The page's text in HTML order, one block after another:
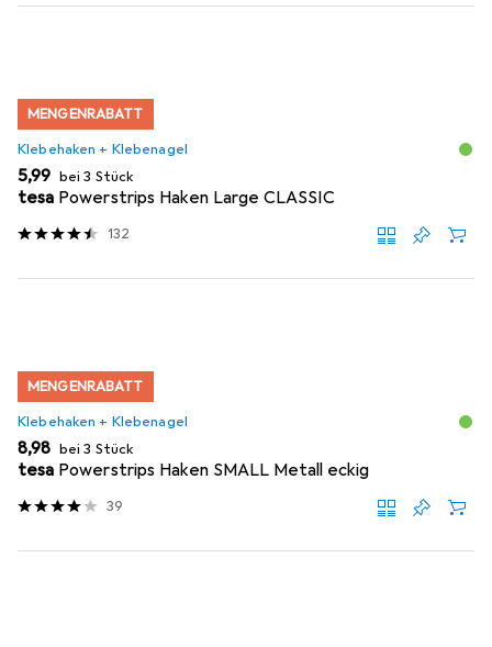
MENGENRABATT
Klebehaken + Klebenagel
EUR
5,99 bei 3 Stück
tesa Powerstrips Haken Large CLASSIC
132
MENGENRABATT
Klebehaken + Klebenagel
EUR
8,98 bei 3 Stück
tesa Powerstrips Haken SMALL Metall eckig
39